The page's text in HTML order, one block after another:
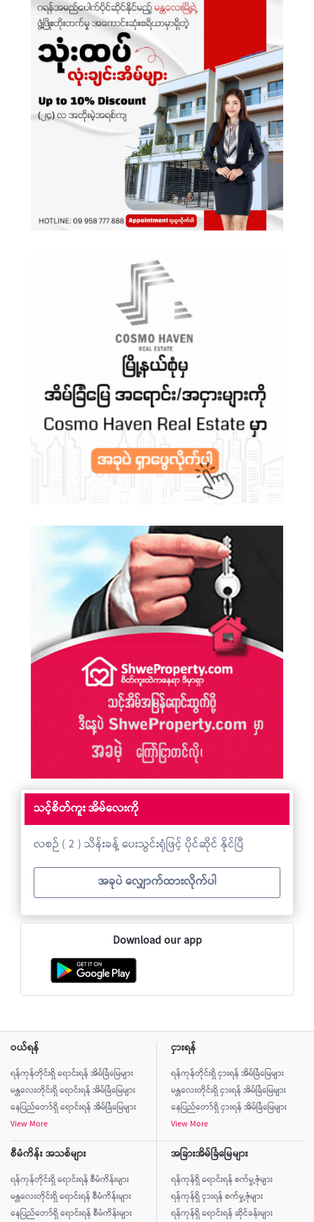
သင့်စိတ်ကူး အိမ်လေးကို
လစဉ် ( 2 ) သိန်းခန့် ပေးသွင်းရုံဖြင့် ပိုင်ဆိုင် နိုင်ပြီ
အခုပဲ လျှောက်ထားလိုက်ပါ
Download our app
ဝယ်ရန်
ရန်ကုန်တိုင်းရှိ ရောင်းရန် အိမ်ခြံမြေများ
မန္တလေးတိုင်းရှိ ရောင်းရန် အိမ်ခြံမြေများ
နေပြည်တော်ရှိ ရောင်းရန် အိမ်ခြံမြေများ
View More
ငှားရန်
ရန်ကုန်တိုင်းရှိ ငှားရန် အိမ်ခြံမြေများ
မန္တလေးတိုင်းရှိ ငှားရန် အိမ်ခြံမြေများ
နေပြည်တော်ရှိ ငှားရန် အိမ်ခြံမြေများ
View More
စီမံကိန်း အသစ်များ
ရန်ကုန်တိုင်းရှိ ရောင်းရန် စီမံကိန်းများ
မန္တလေးတိုင်းရှိ ရောင်းရန် စီမံကိန်းများ
နေပြည်တော်ရှိ ရောင်းရန် စီမံကိန်းများ
အခြားအိမ်ခြံမြေများ
ရန်ကုန်ရှိ ရောင်းရန် စက်မှု့ဇုံများ
ရန်ကုန်ရှိ ငှားရန် စက်မှု့ဇုံများ
ရန်ကုန်ရှိ ရောင်းရန် ဆိုင်ခန်းများ